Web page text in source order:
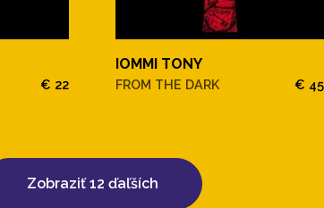
€ 22
IOMMI TONY
FROM THE DARK € 45
Zobraziť 12 ďaľších